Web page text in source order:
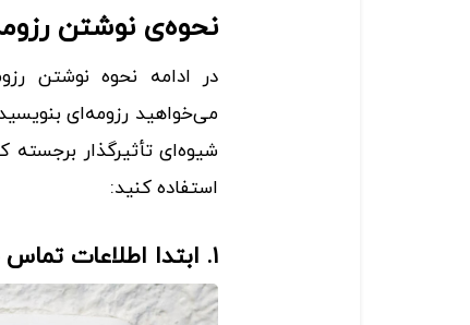
نحوه‌ی نوشتن
در ادامه نحوه نوشتن
می‌خواهید رزومه‌ای
شیوه‌ای تأثیرگذار برجسته
استفاده کنید:
۱. ابتدا اطلاعات تماس خود را درج کنید